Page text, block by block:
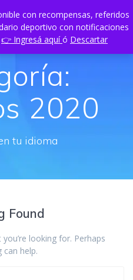
con recompensas, referidos
deportivo con notificaciones
👉 Ingresá aquíó Descartar
to
content
2020
tu idioma
Found
looking for. Perhaps
can help.